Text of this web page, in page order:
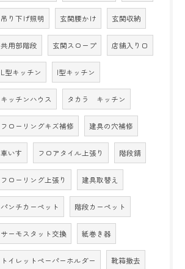
吊り下げ照明 玄関腰かけ 玄関収納
共用部階段 玄関スロープ 店舗入り口
L型キッチン I型キッチン
キッチンハウス タカラ キッチン
フローリングキズ補修 建具の穴補修
車いす フロアタイル上張り 階段錆
フローリング上張り 建具取替え
パンチカーペット 階段カーペット
サーモスタット交換 紙巻き器
トイレットペーパーホルダー 靴箱撤去